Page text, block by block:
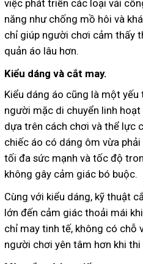
việc phát triển các loại vải
năng như chống mồ hôi và
chỉ giúp người chơi cảm thấy
quản áo lâu hơn.
Kiểu dáng và cắt may.
Kiểu dáng áo cũng là một
người mặc di chuyển linh
dựa trên cách chơi và thể lực
chiếc áo có dáng ôm vừa
tối đa sức mạnh và tốc độ
không gây cảm giác bó buộc.
Cùng với kiểu dáng, kỹ thuật
lớn đến cảm giác thoải mái
chỉ may tinh tế, không có chỗ
người chơi yên tâm hơn khi